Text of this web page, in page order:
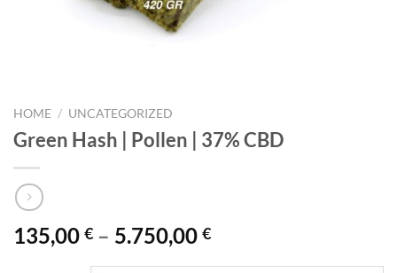
HOME / UNCATEGORIZED
Green Hash | Pollen | 37% CBD
135,00 € – 5.750,00 €Price